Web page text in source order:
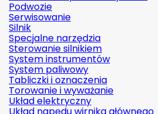
Podwozie
Serwisowanie
Silnik
Specjalne narzędzia
Sterowanie silnikiem
System instrumentów
System paliwowy
Tabliczki i oznaczenia
Torowanie i wyważanie
Układ elektryczny
Układ napędu wirnika głównego